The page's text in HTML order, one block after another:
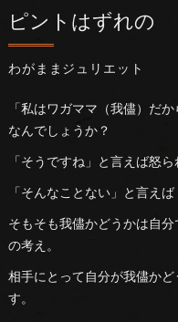
わがままジュリエット
ピントはずれの
「私はワガママ（我儘）だ
なんでしょうか？
「そうですね」と言えば怒ら
「そんなことない」と言えば
そもそも我儘かどうかは自
の考え。
相手にとって自分が我儘か
す。